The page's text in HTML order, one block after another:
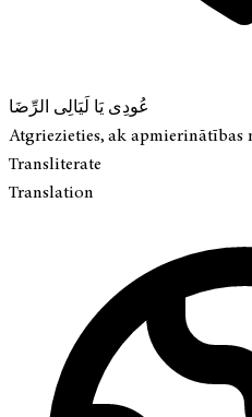
عُودِى يَا لَيَالِى الرِّضَا
Atgriezieties, ak apmierinātības
Transliterate
Translation